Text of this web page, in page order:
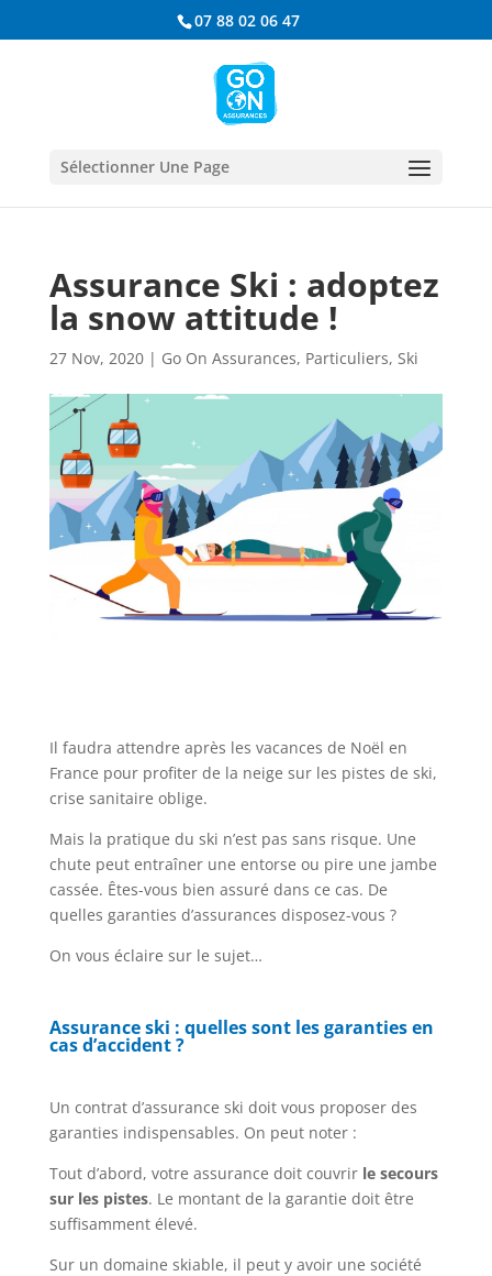
07 88 02 06 47
Sélectionner Une Page
Assurance Ski : adoptez
la snow attitude !
27 Nov, 2020| Go On Assurances, Particuliers, Ski
Il faudra attendre après les vacances de Noël en
France pour profiter de la neige sur les pistes de ski,
crise sanitaire oblige.
Mais la pratique du ski n’est pas sans risque. Une
chute peut entraîner une entorse ou pire une jambe
cassée. Êtes-vous bien assuré dans ce cas. De
quelles garanties d’assurances disposez-vous ?
On vous éclaire sur le sujet…
Assurance ski : quelles sont les garanties en
cas d’accident ?
Un contrat d’assurance ski doit vous proposer des
garanties indispensables. On peut noter :
Tout d’abord, votre assurance doit couvrir le secours
sur les pistes. Le montant de la garantie doit être
suffisamment élevé.
Sur un domaine skiable, il peut y avoir une société